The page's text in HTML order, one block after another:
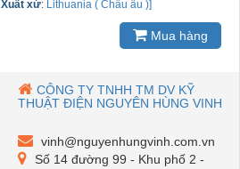
Xuất xứ: Lithuania ( Châu âu )]
Mua hàng
CÔNG TY TNHH TM DV KỸ
THUẬT ĐIỆN NGUYÊN HÙNG VINH
vinh@nguyenhungvinh.com.vn
Số 14 đường 99 - Khu phố 2 -